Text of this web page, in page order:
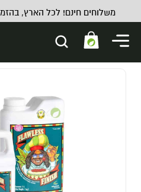
משלוחים חינם! לכל הארץ, בהזמנה
מרסס לחץ מים 2 ליטר
₪21.00